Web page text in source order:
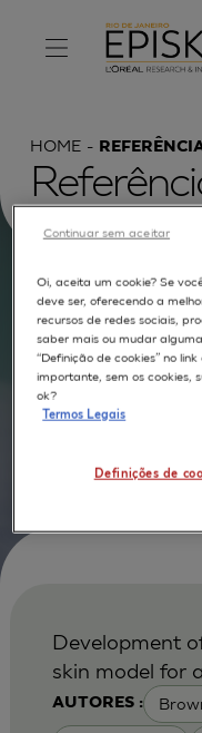
HOME
Procurar por :
TEXTO COMPLETO
AUTORES
AUTORES :
Development
skin model for
Oi, aceita um cookie? Se
deve ser, oferecendo a
recursos de redes sociais,
saber mais ou mudar
“Definição de cookies” no
importante, sem os cookies,
ok?
Termos Legais
Definições de
Continuar sem aceitar